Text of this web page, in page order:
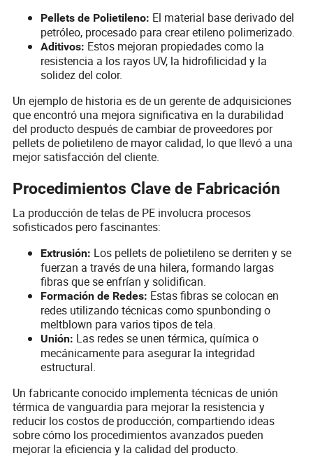
Pellets de Polietileno: El material base derivado del
petróleo, procesado para crear etileno polimerizado.
Aditivos: Estos mejoran propiedades como la
resistencia a los rayos UV, la hidrofilicidad y la
solidez del color.
Un ejemplo de historia es de un gerente de adquisiciones
que encontró una mejora significativa en la durabilidad
del producto después de cambiar de proveedores por
pellets de polietileno de mayor calidad, lo que llevó a una
mejor satisfacción del cliente.
Procedimientos Clave de Fabricación
La producción de telas de PE involucra procesos
sofisticados pero fascinantes:
Extrusión: Los pellets de polietileno se derriten y se
fuerzan a través de una hilera, formando largas
fibras que se enfrían y solidifican.
Formación de Redes: Estas fibras se colocan en
redes utilizando técnicas como spunbonding o
meltblown para varios tipos de tela.
Unión: Las redes se unen térmica, química o
mecánicamente para asegurar la integridad
estructural.
Un fabricante conocido implementa técnicas de unión
térmica de vanguardia para mejorar la resistencia y
reducir los costos de producción, compartiendo ideas
sobre cómo los procedimientos avanzados pueden
mejorar la eficiencia y la calidad del producto.